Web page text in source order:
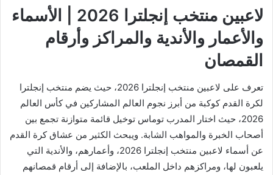
لاعبين منتخب إنجلترا 2026 | الأسماء
والأعمار والأندية والمراكز وأرقام
القمصان
تعرف على لاعبين منتخب إنجلترا 2026، حيث يضم منتخب إنجلترا
لكرة القدم كوكبة من أبرز نجوم العالم المشاركين في كأس العالم
2026، حيث اختار المدرب توماس توخيل قائمة متوازنة تجمع بين
أصحاب الخبرة والمواهب الشابة. ويبحث الكثير من عشاق كرة القدم
عن أسماء لاعبين منتخب إنجلترا 2026، وأعمارهم، والأندية التي
يلعبون لها، ومراكزهم داخل الملعب، بالإضافة إلى أرقام قمصانهم